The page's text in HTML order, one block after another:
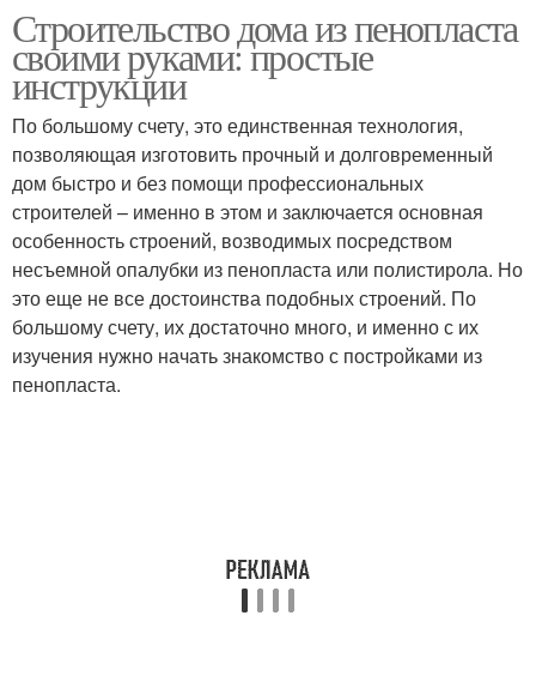
Строительство дома из пенопласта
своими руками: простые
инструкции
По большому счету, это единственная технология,
позволяющая изготовить прочный и долговременный
дом быстро и без помощи профессиональных
строителей – именно в этом и заключается основная
особенность строений, возводимых посредством
несъемной опалубки из пенопласта или полистирола. Но
это еще не все достоинства подобных строений. По
большому счету, их достаточно много, и именно с их
изучения нужно начать знакомство с постройками из
пенопласта.